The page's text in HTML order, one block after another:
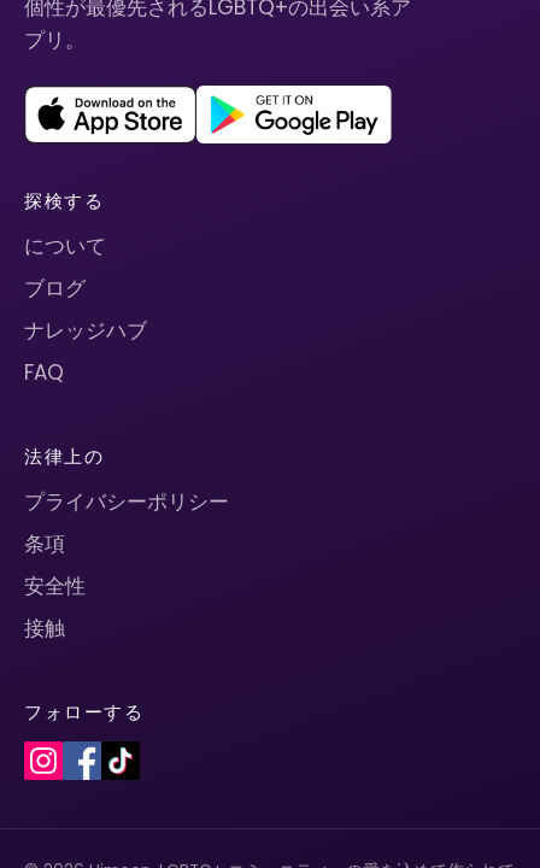
個性が最優先されるLGBTQ+の出会い系ア
プリ。
探検する
について
ブログ
ナレッジハブ
FAQ
法律上の
プライバシーポリシー
条項
安全性
接触
フォローする